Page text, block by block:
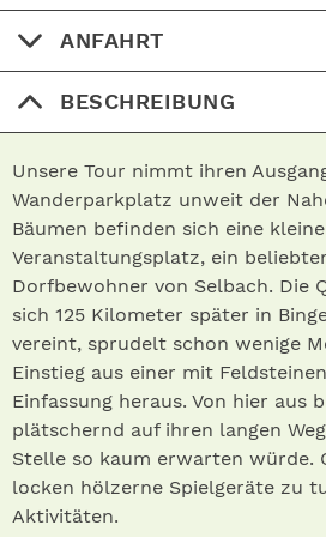
ANFAHRT
BESCHREIBUNG
Unsere Tour nimmt ihren
Wanderparkplatz unweit der
Bäumen befinden sich eine
Veranstaltungsplatz, ein
Dorfbewohner von Selbach. Die
sich 125 Kilometer später in
vereint, sprudelt schon wenige
Einstieg aus einer mit
Einfassung heraus. Von hier aus
plätschernd auf ihren langen
Stelle so kaum erwarten würde.
locken hölzerne Spielgeräte zu
Aktivitäten.